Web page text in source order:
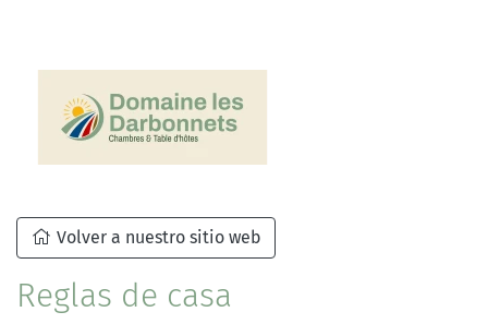
Volver a nuestro sitio web
Reglas de casa